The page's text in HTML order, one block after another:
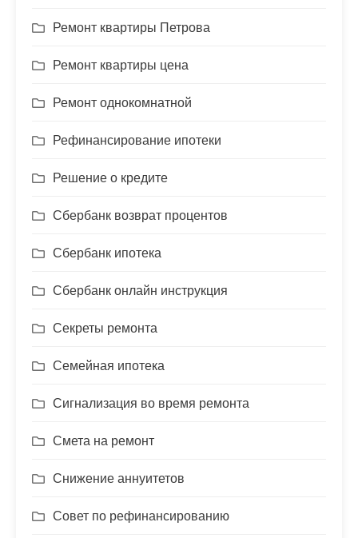
Ремонт квартиры Петрова
Ремонт квартиры цена
Ремонт однокомнатной
Рефинансирование ипотеки
Решение о кредите
Сбербанк возврат процентов
Сбербанк ипотека
Сбербанк онлайн инструкция
Секреты ремонта
Семейная ипотека
Сигнализация во время ремонта
Смета на ремонт
Снижение аннуитетов
Совет по рефинансированию